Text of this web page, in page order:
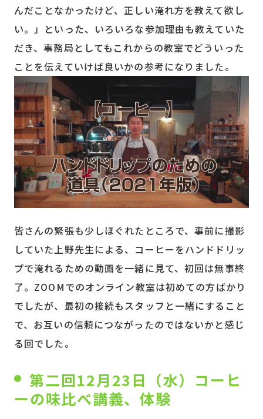
んだことなかったけど、正しい淹れ方を教えて欲し
い。」といった、いろいろな参加理由も教えていた
だき、事務局としてもこれからの教室でどういった
ことを伝えていけば良いかの参考になりました。
皆さんの緊張も少しほぐれたところで、事前に撮影
していた上野先生による、コーヒーをハンドドリッ
プで淹れるための動画を一緒に見て、初回は無事終
了。ZOOMでのオンライン教室は初めての方ばかり
でしたが、最初の接続もスタッフと一緒にすること
で、お互いの信頼につながったのではないかと感じ
る回でした。
第二回12月23日（水）コーヒ
ーの味比べ講義、体験